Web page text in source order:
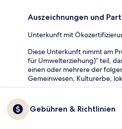
Auszeichnungen und
Unterkunft mit
Diese Unterkunft nimmt am
für Umwelterziehung)“ teil,
einen oder mehrere der
Gemeinwesen, Kulturerbe,
Gebühren & Richtlinien